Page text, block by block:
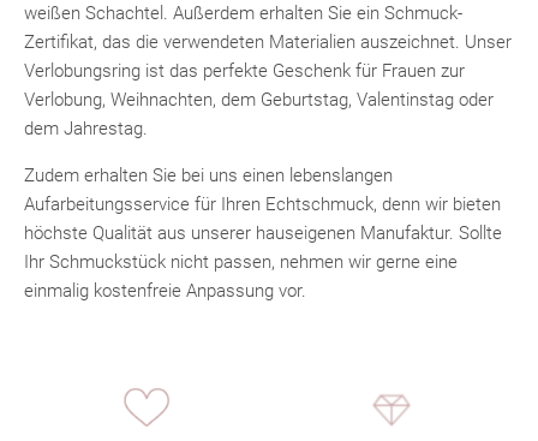
weißen Schachtel. Außerdem erhalten Sie ein Schmuck-
Zertifikat, das die verwendeten Materialien auszeichnet. Unser
Verlobungsring ist das perfekte Geschenk für Frauen zur
Verlobung, Weihnachten, dem Geburtstag, Valentinstag oder
dem Jahrestag.
Zudem erhalten Sie bei uns einen lebenslangen
Aufarbeitungsservice für Ihren Echtschmuck, denn wir bieten
höchste Qualität aus unserer hauseigenen Manufaktur. Sollte
Ihr Schmuckstück nicht passen, nehmen wir gerne eine
einmalig kostenfreie Anpassung vor.